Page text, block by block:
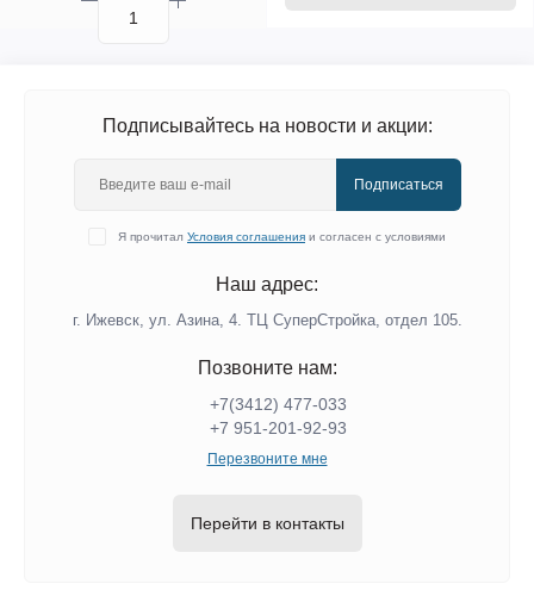
Подписывайтесь на новости и акции:
Подписаться
Я прочитал Условия соглашения и согласен с условиями
Наш адрес:
г. Ижевск, ул. Азина, 4. ТЦ СуперСтройка, отдел 105.
Позвоните нам:
+7(3412) 477-033
+7 951-201-92-93
Перезвоните мне
Перейти в контакты